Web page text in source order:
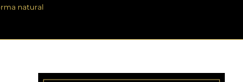
natural